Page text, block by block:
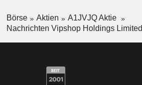
Börse Aktien
A1JVJQ Aktie
Nachrichten Vipshop Holdings Limited